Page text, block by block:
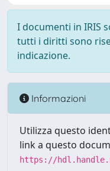
I documenti in IRIS
tutti i diritti sono
indicazione.
Informazioni
Utilizza questo
link a questo
https://